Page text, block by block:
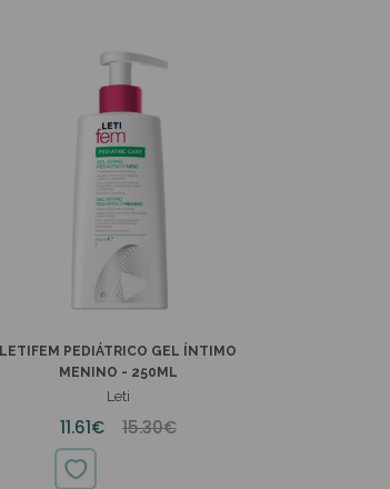
LETIFEM PEDIÁTRICO GEL ÍNTIMO
MENINO - 250ML
Leti
11.61€ 15.30€